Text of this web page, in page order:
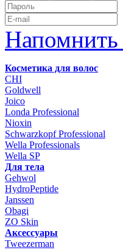
Напомнить
Косметика для волос
CHI
Goldwell
Joico
Londa Professional
Nioxin
Schwarzkopf Professional
Wella Professionals
Wella SP
Для тела
Gehwol
HydroPeptide
Janssen
Obagi
ZO Skin
Aксессуары
Tweezerman